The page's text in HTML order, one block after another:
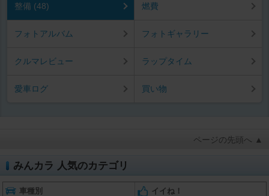
整備 (48) 燃費
フォトアルバム フォトギャラリー
クルマレビュー ラップタイム
愛車ログ 買い物
ページの先頭へ ▲
みんカラ 人気のカテゴリ
車種別 イイね！